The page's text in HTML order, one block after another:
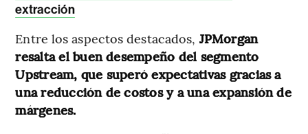
extracción
Entre los aspectos destacados, JPMorgan
resalta el buen desempeño del segmento
Upstream, que superó expectativas gracias a
una reducción de costos y a una expansión de
márgenes.